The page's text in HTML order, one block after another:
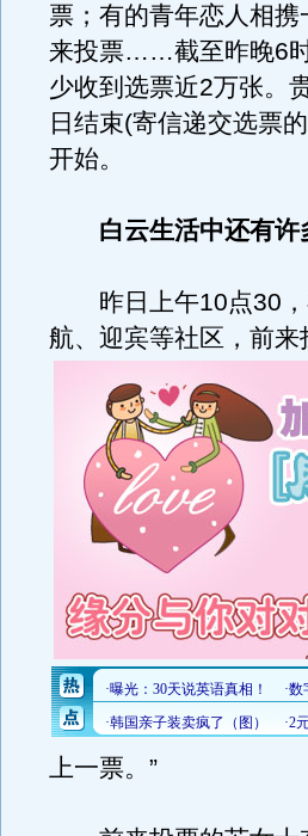
票；有的青年恋人相
来投票……截至昨晚6
少收到选票近2万张。
日结束(寄信递交选票
开始。
白云生活中还有
昨日上午10点30，
航、迎宾等社区，前来
上一票。”